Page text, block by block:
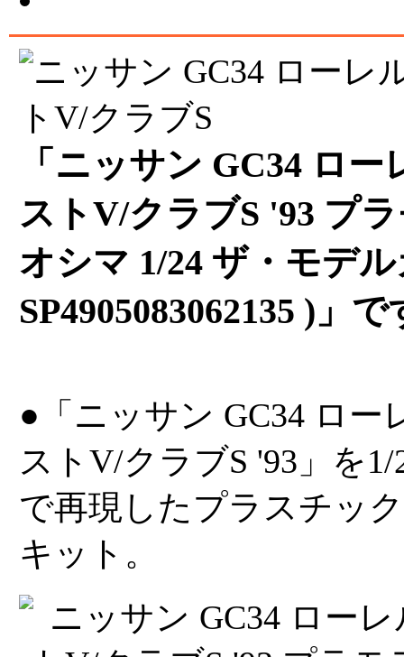
「ニッサン GC34 ロ
ストV/クラブS '93 プ
オシマ 1/24 ザ・モデ
SP4905083062135 )」で
●「ニッサン GC34 ロー
ストV/クラブS '93」を
で再現したプラスチッ
キット。